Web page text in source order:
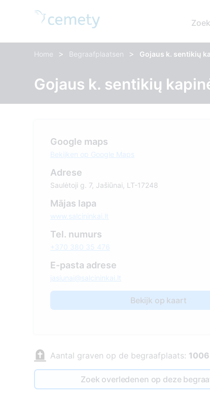
Home > Begraafplaatsen > Gojaus k. sentikių
Gojaus k. sentikių
Google maps
Bekijken op Google Maps
Adrese
Saulėtoji g. 7, Jašiūnai, LT-17248
Mājas lapa
www.salcininkai.lt
Tel. numurs
+370 380 35 476
E-pasta adrese
jasiunai@salcininkai.lt
Bekijk op kaart
Aantal graven op de begraafplaats: 1006
Zoek overledenen op deze